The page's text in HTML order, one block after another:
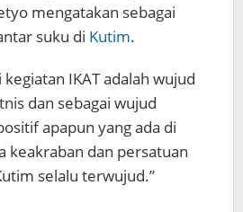
mengatakan sebagai
suku di Kutim.
IKAT adalah wujud
dan sebagai wujud
apapun yang ada di
keakraban dan persatuan
selalu terwujud.”